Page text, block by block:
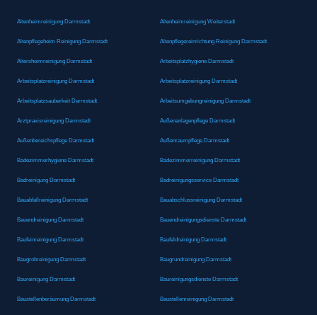
Altenheimreinigung Darmstadt Altenheimreinigung Weiterstadt
Altenpflegeheim Reinigung Darmstadt Altenpflegereinrichtung Reinigung Darmstadt
Altersheimreinigung Darmstadt Arbeitsplatzhygiene Darmstadt
Arbeitsplatzreinigung Darmstadt Arbeitsplatzreinigung Darmstadt
Arbeitsplatzsauberkeit Darmstadt Arbeitsumgebungreinigung Darmstadt
Arztpraxisreinigung Darmstadt Außenanlagenpflege Darmstadt
Außenbereichspflege Darmstadt Außenraumpflege Darmstadt
Badezimmerhygiene Darmstadt Badezimmerreinigung Darmstadt
Badreinigung Darmstadt Badreinigungsservice Darmstadt
Bauabfallreinigung Darmstadt Bauabschlussreinigung Darmstadt
Bauendreinigung Darmstadt Bauendreinigungsdienste Darmstadt
Baufeinreinigung Darmstadt Baufeldreinigung Darmstadt
Baugrobreinigung Darmstadt Baugrundreinigung Darmstadt
Baureinigung Darmstadt Baureinigungsdienste Darmstadt
Baustellenberäumung Darmstadt Baustellenreinigung Darmstadt